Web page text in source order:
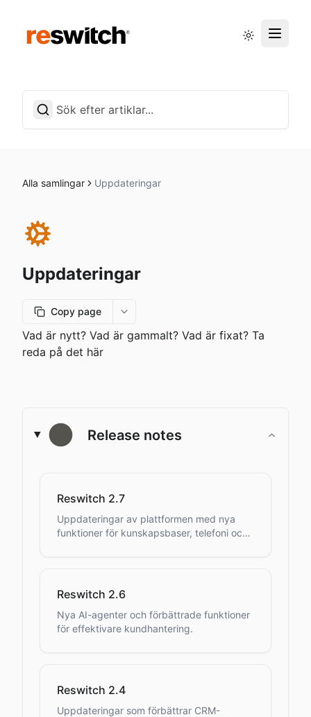
Svenska
Alla samlingar Uppdateringar
Uppdateringar
Copy page More options
Vad är nytt? Vad är gammalt? Vad är fixat? Ta
reda på det här
Release notes
Reswitch 2.7
Uppdateringar av plattformen med nya
funktioner för kunskapsbaser, telefoni och
Reswitch 2.6
Nya AI-agenter och förbättrade funktioner
för effektivare kundhantering.
Reswitch 2.4
Uppdateringar som förbättrar CRM-